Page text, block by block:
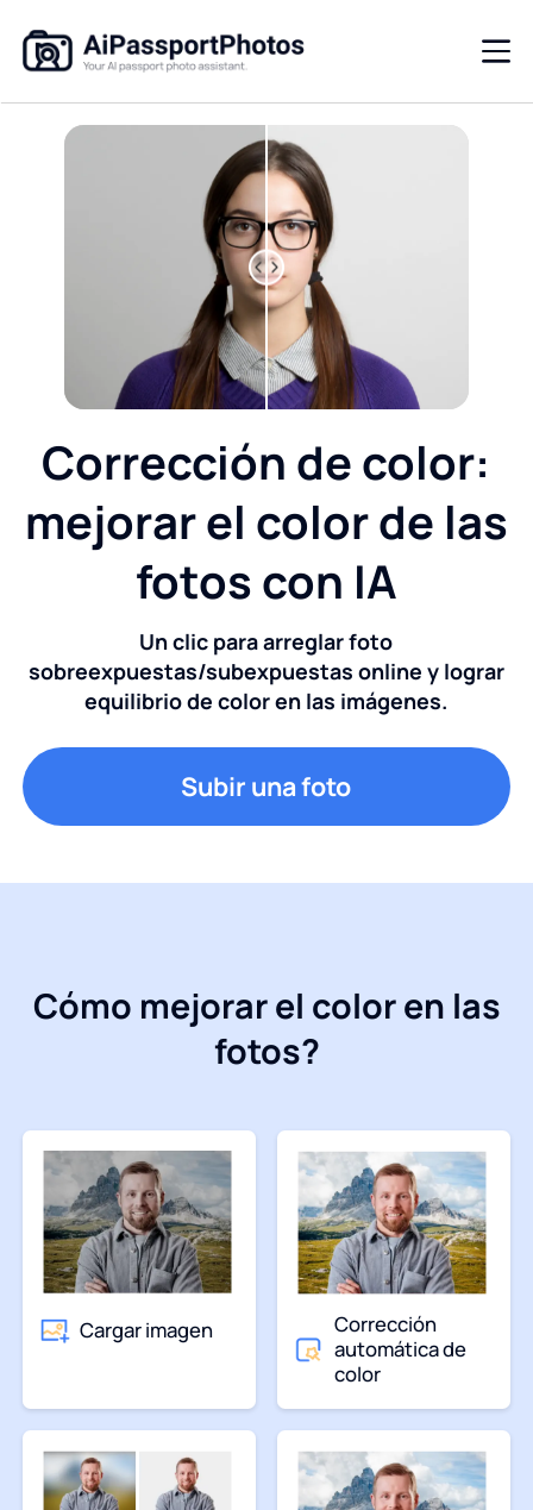
Corrección de color:
mejorar el color de las
fotos con IA
Un clic para arreglar foto
sobreexpuestas/subexpuestas online y lograr
equilibrio de color en las imágenes.
Subir una foto
Cómo mejorar el color en las
fotos?
Cargar imagen
Corrección
automática de
color